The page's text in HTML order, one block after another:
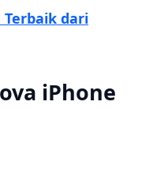
Terbaik dari
iPhone